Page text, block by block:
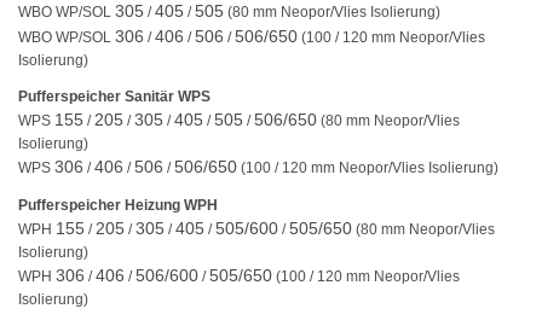
WBO WP/SOL 305 /405 /505 (80 mm Neopor/Vlies Isolierung)
WBO WP/SOL 306 /406 /506 /506/650 (100 / 120 mm Neopor/Vlies
Isolierung)
Pufferspeicher Sanitär WPS
WPS 155 / 205 /305 /405 /505 /506/650 (80 mm Neopor/Vlies
Isolierung)
WPS 306 /406 /506 /506/650 (100 / 120 mm Neopor/Vlies Isolierung)
Pufferspeicher Heizung WPH
WPH 155 / 205 /305 /405 /505/600 /505/650 (80 mm Neopor/Vlies
Isolierung)
WPH 306 /406 /506/600 /505/650 (100 / 120 mm Neopor/Vlies
Isolierung)